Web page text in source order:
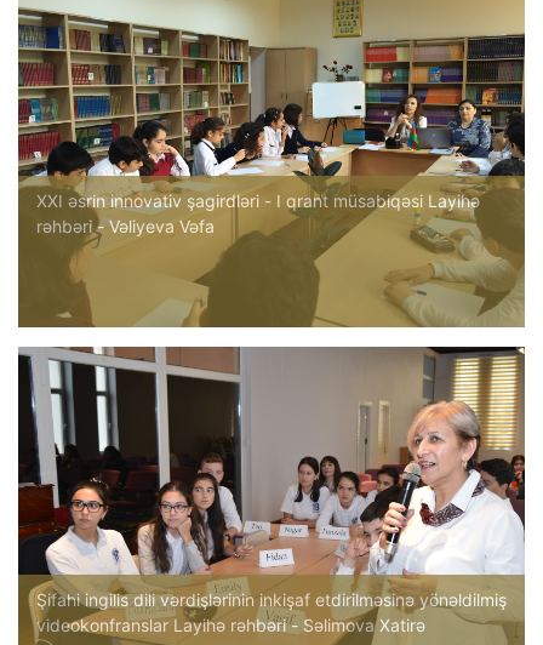
XXI əsrin innovativ şagirdləri - I qrant müsabiqəsi Layihə
rəhbəri - Vəliyeva Vəfa
Şifahi ingilis dili vərdişlərinin inkişaf etdirilməsinə yönəldilmiş
videokonfranslar Layihə rəhbəri - Səlimova Xatirə